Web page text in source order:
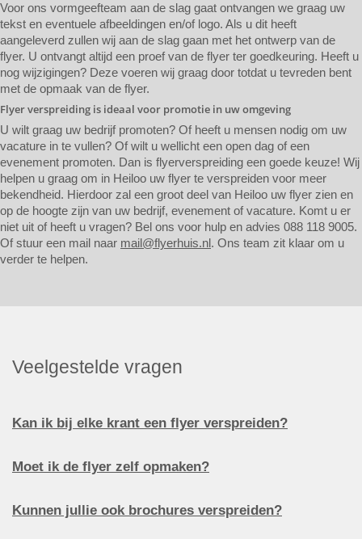
Voor ons vormgeefteam aan de slag gaat ontvangen we graag uw
tekst en eventuele afbeeldingen en/of logo. Als u dit heeft
aangeleverd zullen wij aan de slag gaan met het ontwerp van de
flyer. U ontvangt altijd een proef van de flyer ter goedkeuring. Heeft u
nog wijzigingen? Deze voeren wij graag door totdat u tevreden bent
met de opmaak van de flyer.
Flyer verspreiding is ideaal voor promotie in uw omgeving
U wilt graag uw bedrijf promoten? Of heeft u mensen nodig om uw
vacature in te vullen? Of wilt u wellicht een open dag of een
evenement promoten. Dan is flyerverspreiding een goede keuze! Wij
helpen u graag om in Heiloo uw flyer te verspreiden voor meer
bekendheid. Hierdoor zal een groot deel van Heiloo uw flyer zien en
op de hoogte zijn van uw bedrijf, evenement of vacature. Komt u er
niet uit of heeft u vragen? Bel ons voor hulp en advies 088 118 9005.
Of stuur een mail naar mail@flyerhuis.nl. Ons team zit klaar om u
verder te helpen.
Veelgestelde vragen
Kan ik bij elke krant een flyer verspreiden?
Moet ik de flyer zelf opmaken?
Kunnen jullie ook brochures verspreiden?